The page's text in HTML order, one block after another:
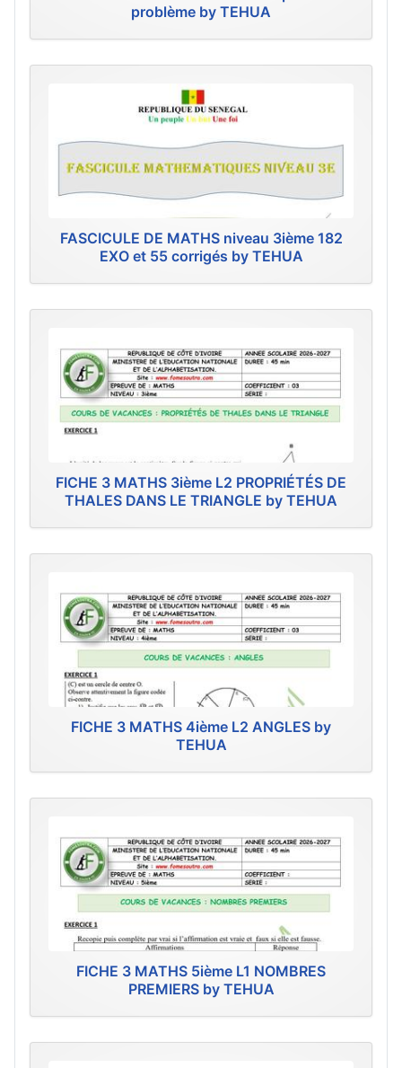
problème by TEHUA
FASCICULE DE MATHS niveau 3ième 182
EXO et 55 corrigés by TEHUA
FICHE 3 MATHS 3ième L2 PROPRIÉTÉS DE
THALES DANS LE TRIANGLE by TEHUA
FICHE 3 MATHS 4ième L2 ANGLES by
TEHUA
FICHE 3 MATHS 5ième L1 NOMBRES
PREMIERS by TEHUA